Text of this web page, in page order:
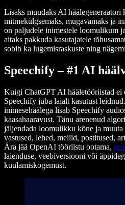
Lisaks muudaks AI häälegeneraatori
mitmekülgsemaks, mugavamaks ja
on paljudele inimestele loomulikum
aitaks pakkuda kasutajatele
sobib ka lugemisraskuste ning
Speechify – #1 AI
Kuigi ChatGPT AI hääletööriistad ei
Speechify juba laialt kasutust
inimesehäälega lisab Speechify
kaasahaaravust. Tänu arenenud
jäljendada loomulikku kõne ja
vastused, lehed, meilid, postitused,
Ära jää OpenAI tööriistu ootama,
laienduse, veebiversiooni või
kuulamiskogemust.